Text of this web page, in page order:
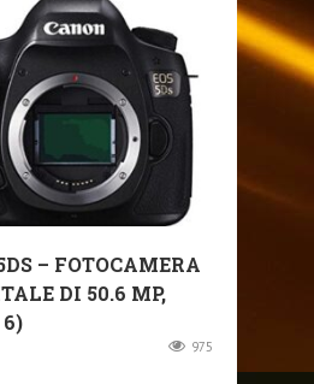
– FOTOCAMERA
DI 50.6 MP,
6)
975